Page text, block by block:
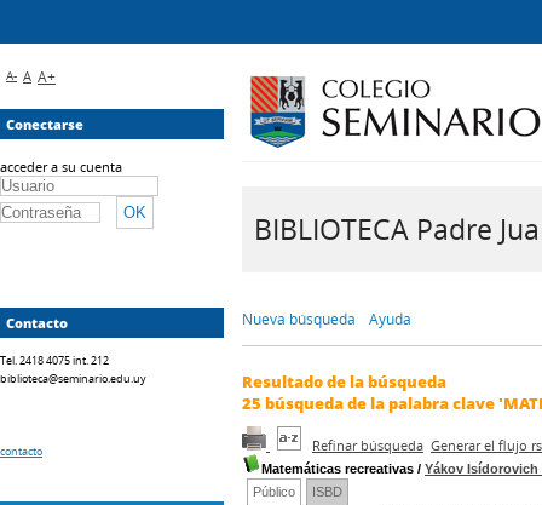
BIBLIOTECA Padre
Nueva búsqueda Ayuda
Resultado de la búsqueda
25 búsqueda de la palabra clave
Refinar búsqueda Generar el flujo
Matemáticas recreativas / Yákov Isídorovich
Público
ISBD
A- A A+
Conectarse
acceder a su cuenta
Contacto
Tel. 2418 4075 int. 212
biblioteca@seminario.edu.uy
contacto